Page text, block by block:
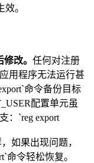
。
改。 任何对注册
用程序无法运行甚
命令备份目标
配置单元虽
：`reg export
如果出现问题，
命令轻松恢复。